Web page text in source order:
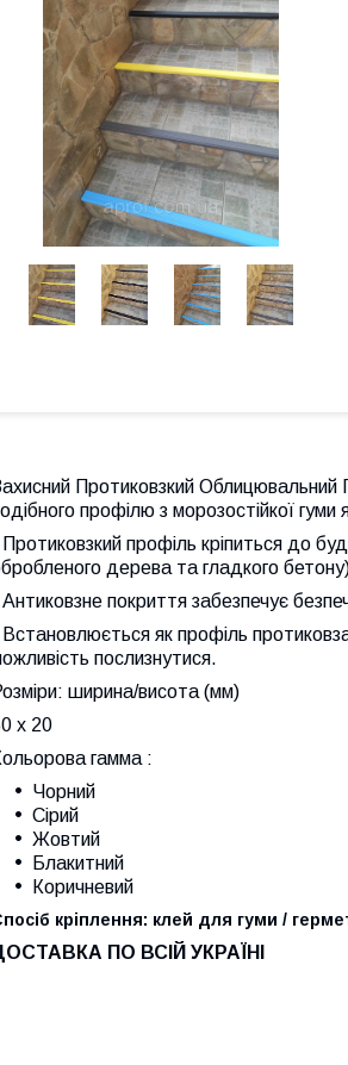
Протиковзкий Облицювальний
профілю з морозостійкої
Протиковзкий профіль кріпиться до
дерева та гладкого
Антиковзне покриття забезпечує
Встановлюється як профіль
послизнутися.
ширина/висота (мм)
х 20
гамма :
Чорний
Сірий
Жовтий
Блакитний
Коричневий
кріплення: клей для гуми /
ПО ВСІЙ УКРАЇНІ